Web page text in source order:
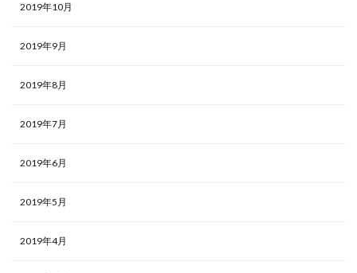
2019年10月
2019年9月
2019年8月
2019年7月
2019年6月
2019年5月
2019年4月